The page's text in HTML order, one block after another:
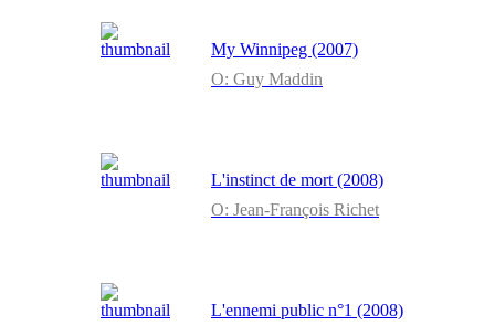
My Winnipeg (2007)
O: Guy Maddin
L'instinct de mort (2008)
O: Jean-François Richet
L'ennemi public n°1 (2008)